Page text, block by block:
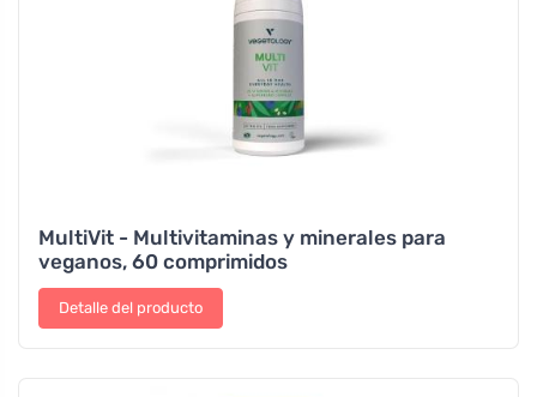
MultiVit - Multivitaminas y minerales para
veganos, 60 comprimidos
Detalle del producto